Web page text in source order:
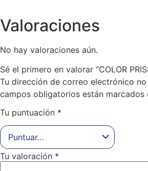
Valoraciones
No hay valoraciones aún.
Sé el primero en valorar “COLOR
Tu dirección de correo electrónico
campos obligatorios están marcados
Tu puntuación *
Tu valoración *